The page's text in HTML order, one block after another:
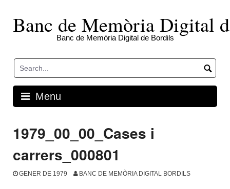
contentBanc de Memòria Digital
Banc de Memòria Digital de Bordils
Menu
1979_00_00_Cases i
carrers_000801
GENER DE 1979 BANC DE MEMÒRIA DIGITAL BORDILS